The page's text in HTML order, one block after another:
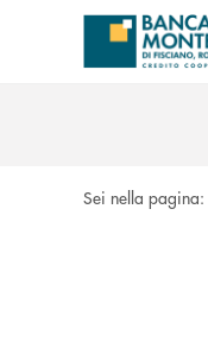
Salta al contenuto
Sei nella pagina: